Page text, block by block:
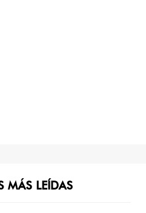
MÁS LEÍDAS